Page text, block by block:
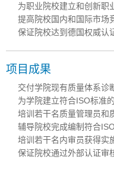
为职业院校建立和创新职
提高院校国内和国际市场
保证院校达到德国权威认
项目成果
交付学院现有质量体系诊
为学院建立符合ISO标准
培训若干名质量管理员和
辅导院校完成编制符合
培训若干名内审员获得实
保证院校通过外部认证审